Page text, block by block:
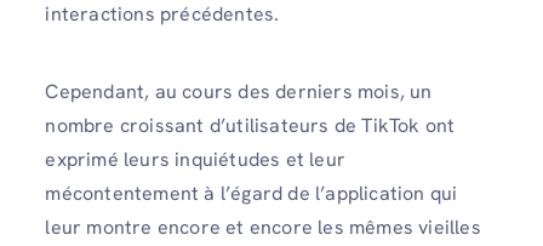
interactions précédentes.
Cependant, au cours des derniers mois, un
nombre croissant d’utilisateurs de TikTok ont ​​
exprimé leurs inquiétudes et leur
mécontentement à l’égard de l’application qui
leur montre encore et encore les mêmes vieilles